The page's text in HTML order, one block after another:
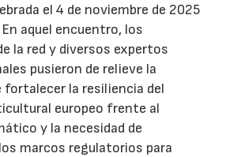
el 4 de noviembre de 2025
aquel encuentro, los
la red y diversos expertos
pusieron de relieve la
fortalecer la resiliencia del
europeo frente al
y la necesidad de
marcos regulatorios para